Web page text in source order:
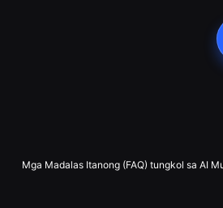
Mga Madalas Itanong (FAQ) tungkol sa AI